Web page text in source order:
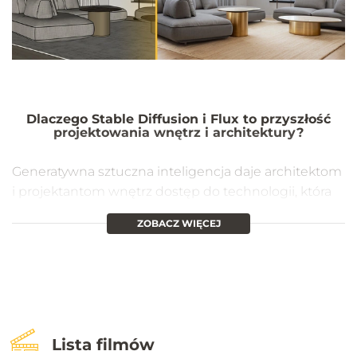
Dlaczego Stable Diffusion i Flux to przyszłość
projektowania wnętrz i architektury?
Generatywna sztuczna inteligencja daje architektom
i projektantom wnętrz dostęp do technologii, która
nie tylko przyspiesza pracę, ale także otwiera nowe,
kreatywne ścieżki.Kurs stawia na prostotę
ZOBACZ WIĘCEJ
Lista filmów